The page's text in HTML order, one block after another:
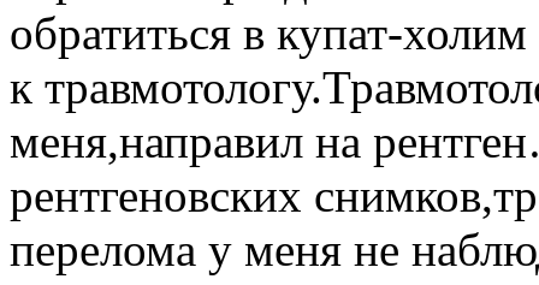
обратиться в купат-
к
меня,направил на
рентгеновских
перелома у меня не